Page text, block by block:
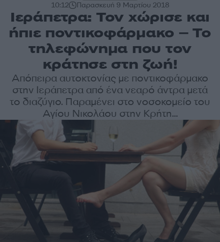
10:12 Παρασκευή 9 Μαρτίου 2018
Ιεράπετρα: Τον χώρισε και
ήπιε ποντικοφάρμακο – Το
τηλεφώνημα που τον
κράτησε στη ζωή!
Απόπειρα αυτοκτονίας με ποντικοφάρμακο
στην Ιεράπετρα από ένα νεαρό άντρα μετά
το διαζύγιο. Παραμένει στο νοσοκομείο του
Αγίου Νικολάου στην Κρήτη...